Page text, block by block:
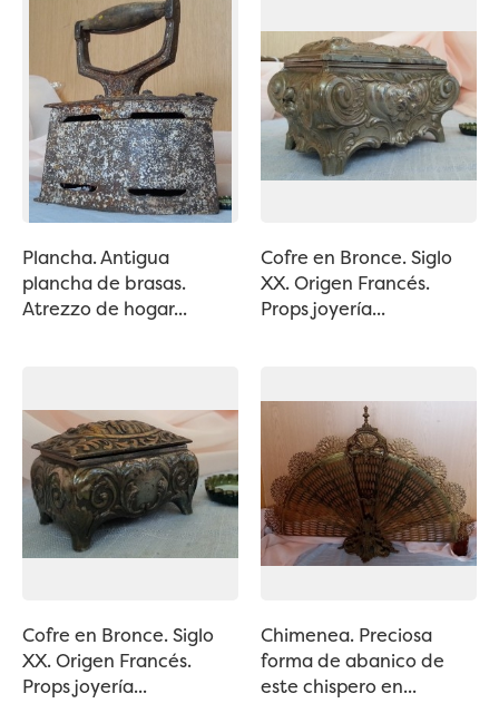
Plancha. Antigua
plancha de brasas.
Atrezzo de hogar...
Cofre en Bronce. Siglo
XX. Origen Francés.
Props joyería...
Cofre en Bronce. Siglo
XX. Origen Francés.
Props joyería...
Chimenea. Preciosa
forma de abanico de
este chispero en...